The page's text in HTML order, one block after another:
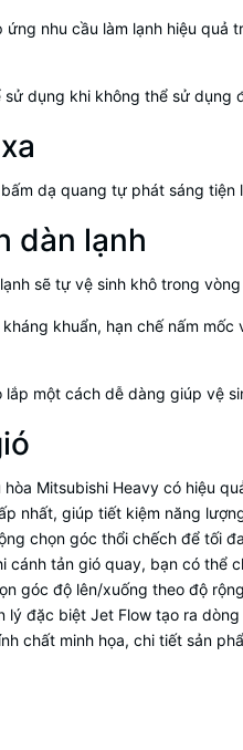
ứng nhu cầu làm lạnh hiệu
sử dụng khi không thể sử dụng
dạ quang tự phát sáng tiện
dàn lạnh
sẽ tự vệ sinh khô trong
khuẩn, hạn chế nấm
một cách dễ dàng giúp vệ
hòa Mitsubishi Heavy có hiệu
nhất, giúp tiết kiệm năng
chọn góc thổi chếch để tối
cánh tản gió quay, bạn có thể
góc độ lên/xuống theo độ
lý đặc biệt Jet Flow tạo ra
chất minh họa, chi tiết sản